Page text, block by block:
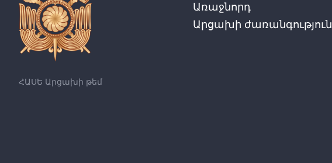
ՀԱՍԵ Արցախի թեմ
Առաջնորդ
Արցախի ժառանգություն